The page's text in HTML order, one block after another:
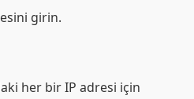
girin.
her bir IP adresi için